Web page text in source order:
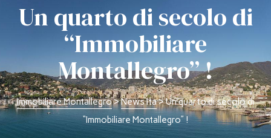
Un quarto di secolo di
“Immobiliare
Montallegro” !
Immobiliare Montallegro>News Ita>Un quarto di secolo di
“Immobiliare Montallegro” !